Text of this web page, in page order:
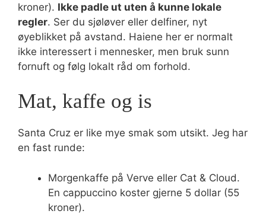
kroner). Ikke padle ut uten å kunne lokale
regler. Ser du sjøløver eller delfiner, nyt
øyeblikket på avstand. Haiene her er normalt
ikke interessert i mennesker, men bruk sunn
fornuft og følg lokalt råd om forhold.
Mat, kaffe og is
Santa Cruz er like mye smak som utsikt. Jeg har
en fast runde:
Morgenkaffe på Verve eller Cat & Cloud.
En cappuccino koster gjerne 5 dollar (55
kroner).